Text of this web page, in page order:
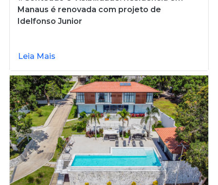
Manaus é renovada com projeto de
Idelfonso Junior
Leia Mais